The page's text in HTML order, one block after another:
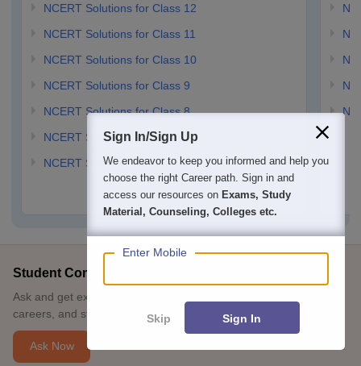
NCERT Solutions for Class 12
NCERT Solutions for Class 11
NCERT Solutions for Class 10
NCERT Solutions for Class 9
NCERT Solutions for Class 8
NCERT Solutions for Class 7
NCERT Solutions for Class 6
Student Community: Where Questions Find Answers
Ask and get expert answers on exams, counselling, admissions,
careers, and study options.
Ask Now
Sign In/Sign Up
We endeavor to keep you informed and help you
choose the right Career path. Sign in and
access our resources on Exams, Study
Material, Counseling, Colleges etc.
Enter Mobile
Skip Sign In